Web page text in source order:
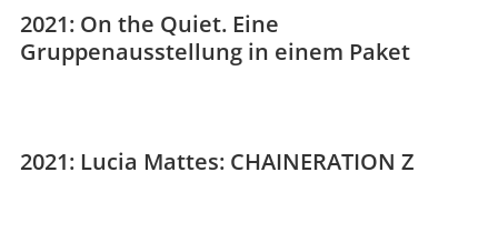
2021: On the Quiet. Eine
Gruppenausstellung in einem Paket
2021: Lucia Mattes: CHAINERATION Z